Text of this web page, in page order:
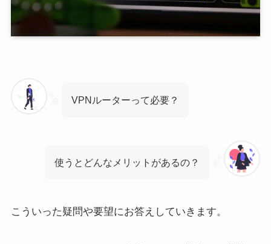
VPNルーターって必要？
使うとどんなメリットがあるの？
こういった疑問や要望にお答えしていきます。